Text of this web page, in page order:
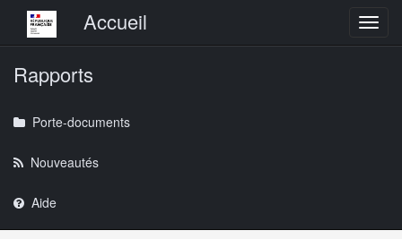
Menu principalAccueil
Rapports
Porte-documents
Nouveautés
Aide